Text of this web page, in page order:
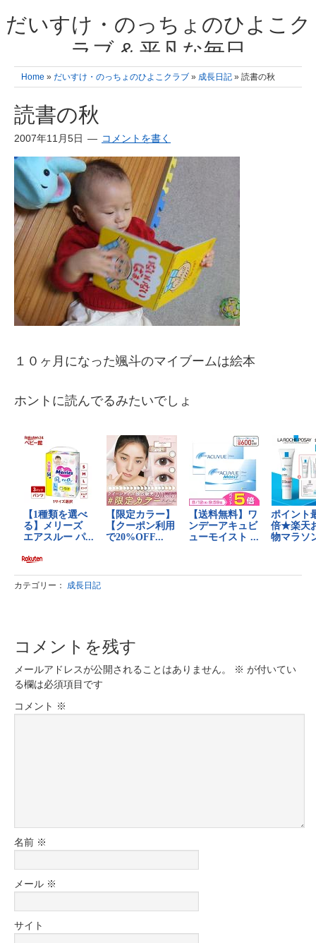
だいすけ・のっちょのひよこク
ラブ & 平凡な毎日
我が家の3人のひよこ成長日記と雑記 何十年後かに、大きくなったひよ
こ達とこの成長記を読み返すことを夢見て。& 3児ママの平凡日記 日々
Home » だいすけ・のっちょのひよこクラブ » 成長日記 » 読書の秋
読書の秋
2007年11月5日 コメントを書く
１０ヶ月になった颯斗のマイブームは絵本
ホントに読んでるみたいでしょ
カテゴリー： 成長日記
コメントを残す
メールアドレスが公開されることはありません。 ※ が付いてい
る欄は必須項目です
コメント ※
名前 ※
メール ※
サイト